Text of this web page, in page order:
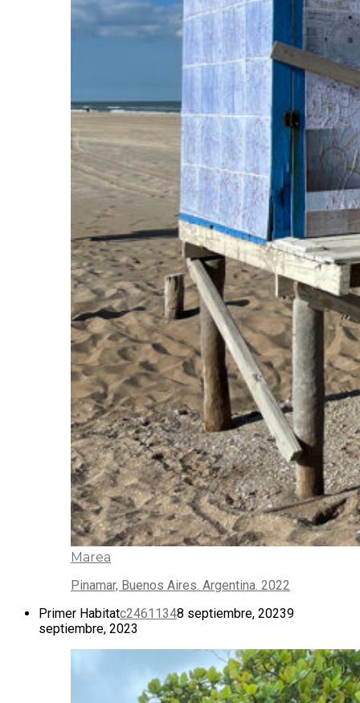
Marea
Pinamar, Buenos Aires. Argentina. 2022
Primer Habitatc24611348 septiembre, 20239
septiembre, 2023